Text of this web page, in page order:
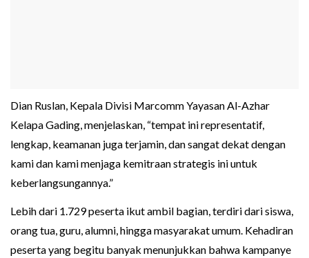
Dian Ruslan, Kepala Divisi Marcomm Yayasan Al-Azhar
Kelapa Gading, menjelaskan, “tempat ini representatif,
lengkap, keamanan juga terjamin, dan sangat dekat dengan
kami dan kami menjaga kemitraan strategis ini untuk
keberlangsungannya.”
Lebih dari 1.729 peserta ikut ambil bagian, terdiri dari siswa,
orang tua, guru, alumni, hingga masyarakat umum. Kehadiran
peserta yang begitu banyak menunjukkan bahwa kampanye